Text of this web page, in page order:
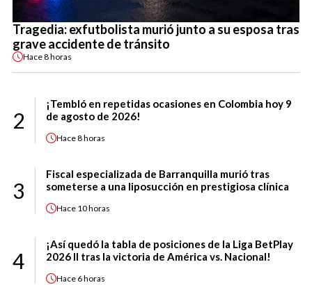
Tragedia: exfutbolista murió junto a su esposa tras
grave accidente de tránsito
Hace8 horas
2
¡Tembló en repetidas ocasiones en Colombia hoy 9
de agosto de 2026!
Hace8 horas
3
Fiscal especializada de Barranquilla murió tras
someterse a una liposucción en prestigiosa clínica
Hace 10 horas
4
¡Así quedó la tabla de posiciones de la Liga BetPlay
2026 II tras la victoria de América vs. Nacional!
Hace 6 horas